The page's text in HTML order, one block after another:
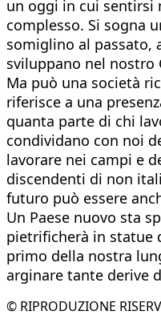
un oggi in cui sentirsi
complesso. Si sogna
somiglino al passato,
sviluppano nel nostro
Ma può una società
riferisce a una
quanta parte di chi
condividano con noi
lavorare nei campi e
discendenti di non
futuro può essere
Un Paese nuovo sta
pietrificherà in statue
primo della nostra
arginare tante derive
© RIPRODUZIONE